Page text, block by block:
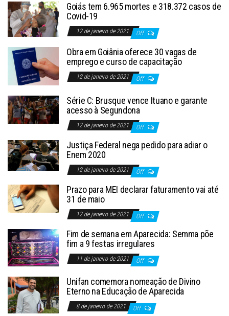
Goiás tem 6.965 mortes e 318.372 casos de
Covid-19
12 de janeiro de 2021 Off
Obra em Goiânia oferece 30 vagas de
emprego e curso de capacitação
12 de janeiro de 2021 Off
Série C: Brusque vence Ituano e garante
acesso à Segundona
12 de janeiro de 2021 Off
Justiça Federal nega pedido para adiar o
Enem 2020
12 de janeiro de 2021 Off
Prazo para MEI declarar faturamento vai até
31 de maio
12 de janeiro de 2021 Off
Fim de semana em Aparecida: Semma põe
fim a 9 festas irregulares
11 de janeiro de 2021 Off
Unifan comemora nomeação de Divino
Eterno na Educação de Aparecida
8 de janeiro de 2021 Off